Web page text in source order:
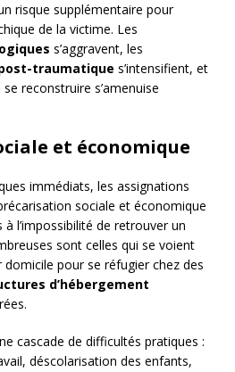
risque supplémentaire pour
de la victime. Les
s’aggravent, les
traumatique s’intensifient, et
reconstruire s’amenuise
et économique
immédiats, les assignations
sociale et économique
l’impossibilité de retrouver un
sont celles qui se voient
pour se réfugier chez des
d’hébergement
cascade de difficultés pratiques :
déscolarisation des enfants,